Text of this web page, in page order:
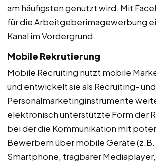
am häufigsten genutzt wird. Mit
für die Arbeitgeberimagewerbung
Kanal im Vordergrund.
Mobile Rekrutierung
Mobile Recruiting nutzt mobile
und entwickelt sie als Recruiting- und
Personalmarketinginstrumente
elektronisch unterstützte Form der
bei der die Kommunikation mit
Bewerbern über mobile Geräte (z.B.
Smartphone, tragbarer